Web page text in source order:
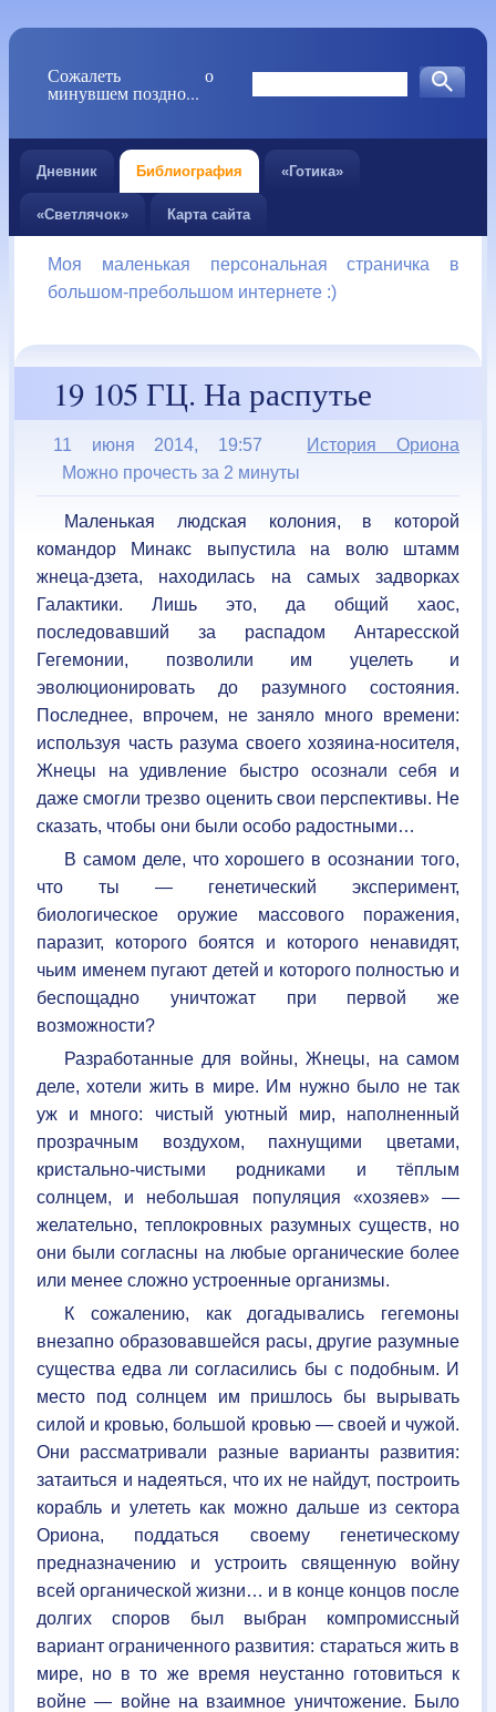
Сожалеть о
минувшем поздно...
Дневник Библиография «Готика»
«Светлячок» Карта сайта
Моя маленькая персональная страничка в
большом-пребольшом интернете :)
19 105 ГЦ. На распутье
11 июня 2014, 19:57
История Ориона
Можно прочесть за 2 минуты
Маленькая людская колония, в которой
командор Минакс выпустила на волю штамм
жнеца-дзета, находилась на самых задворках
Галактики. Лишь это, да общий хаос,
последовавший за распадом Антаресской
Гегемонии, позволили им уцелеть и
эволюционировать до разумного состояния.
Последнее, впрочем, не заняло много времени:
используя часть разума своего хозяина-носителя,
Жнецы на удивление быстро осознали себя и
даже смогли трезво оценить свои перспективы. Не
сказать, чтобы они были особо радостными…
В самом деле, что хорошего в осознании того,
что ты — генетический эксперимент,
биологическое оружие массового поражения,
паразит, которого боятся и которого ненавидят,
чьим именем пугают детей и которого полностью и
беспощадно уничтожат при первой же
возможности?
Разработанные для войны, Жнецы, на самом
деле, хотели жить в мире. Им нужно было не так
уж и много: чистый уютный мир, наполненный
прозрачным воздухом, пахнущими цветами,
кристально-чистыми родниками и тёплым
солнцем, и небольшая популяция «хозяев» —
желательно, теплокровных разумных существ, но
они были согласны на любые органические более
или менее сложно устроенные организмы.
К сожалению, как догадывались гегемоны
внезапно образовавшейся расы, другие разумные
существа едва ли согласились бы с подобным. И
место под солнцем им пришлось бы вырывать
силой и кровью, большой кровью — своей и чужой.
Они рассматривали разные варианты развития:
затаиться и надеяться, что их не найдут, построить
корабль и улететь как можно дальше из сектора
Ориона, поддаться своему генетическому
предназначению и устроить священную войну
всей органической жизни… и в конце концов после
долгих споров был выбран компромиссный
вариант ограниченного развития: стараться жить в
мире, но в то же время неустанно готовиться к
войне — войне на взаимное уничтожение. Было